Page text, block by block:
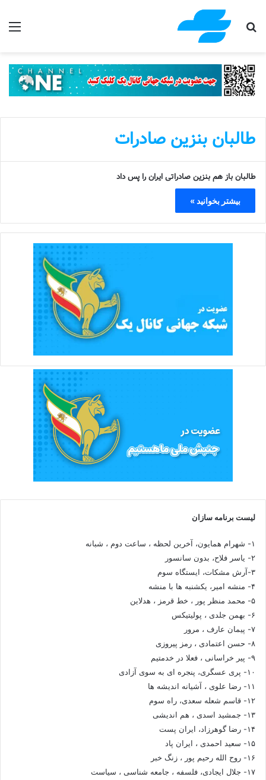
جستجو برای
طالبان بنزین صادرات
طالبان باز هم بنزین صادراتی ایران را پس داد
بیشتر بخوانید »
لیست برنامه سازان
۱- شهرام همایون، آخرین لحظه ، ساعت دوم ، شبانه
۲- یاسر فلاح، بدون سانسور
۳-آرش مشکات، ایستگاه سوم
۴- منشه امیر، یکشنبه ها با منشه
۵- محمد منظر پور ، خط قرمز ، هدلاین
۶- بهمن جلدی ، پولیتیکس
۷- پیمان عارف ، مرور
۸- حسن اعتمادی ، رمز پیروزی
۹- پیر خراسانی ، فعلا در خدمتیم
۱۰- پری عسگری، پنجره ای به سوی آزادی
۱۱- رضا علوی ، آشیانه اندیشه ها
۱۲- قاسم شعله سعدی، راه سوم
۱۳- جمشید اسدی ، هم اندیشی
۱۴- رضا گوهرزاد، ایران پست
۱۵- سعید احمدی ، ایران پاد
۱۶- روح الله رحیم پور ، زنگ خبر
۱۷- جلال ایجادی، فلسفه ، جامعه شناسی ، سیاست